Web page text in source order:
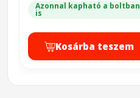
Azonnal kapható a boltban
is
Kosárba teszem